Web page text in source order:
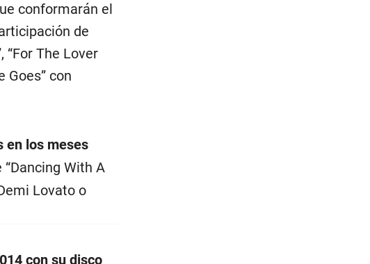
conformarán el
de
“For The Lover
Goes” con
en los meses
“Dancing With A
Lovato o
con su disco